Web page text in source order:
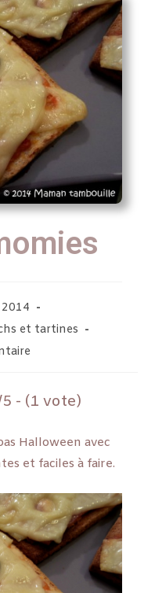
et tartines
- (1 vote)
Halloween avec
et faciles à faire.